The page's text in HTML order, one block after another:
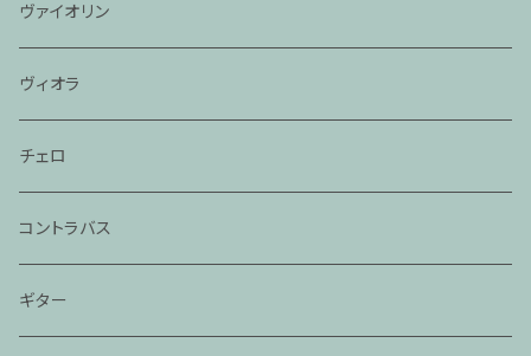
ヴァイオリン
ヴィオラ
チェロ
コントラバス
ギター